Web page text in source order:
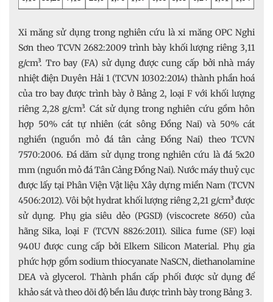
Xi măng sử dụng trong nghiên cứu là xi măng OPC Nghi
Sơn theo TCVN 2682:2009 trình bày khối lượng riêng 3,11
g/cm³. Tro bay (FA) sử dụng được cung cấp bởi nhà máy
nhiệt điện Duyên Hải 1 (TCVN 10302:2014) thành phần hoá
của tro bay được trình bày ở Bảng 2, loại F với khối lượng
riêng 2,28 g/cm³. Cát sử dụng trong nghiên cứu gồm hôn
hợp 50% cát tự nhiên (cát sông Đồng Nai) và 50% cát
nghiền (nguồn mỏ đá tân cảng Đồng Nai) theo TCVN
7570:2006. Đá dăm sử dụng trong nghiên cứu là đá 5x20
mm (nguồn mỏ đá Tân Cảng Đồng Nai). Nước máy thuỷ cục
được lấy tại Phân Viện Vật liệu Xây dựng miền Nam (TCVN
4506:2012). Vôi bột hydrat khối lượng riêng 2,21 g/cm³ được
sử dụng. Phụ gia siêu dẻo (PGSD) (viscocrete 8650) của
hãng Sika, loại F (TCVN 8826:2011). Silica fume (SF) loại
940U được cung cấp bởi Elkem Silicon Material. Phụ gia
phức hợp gồm sodium thiocyanate NaSCN, diethanolamine
DEA và glycerol. Thành phần cấp phối được sử dụng để
khảo sát và theo dõi độ bền lâu được trình bày trong Bảng 3.